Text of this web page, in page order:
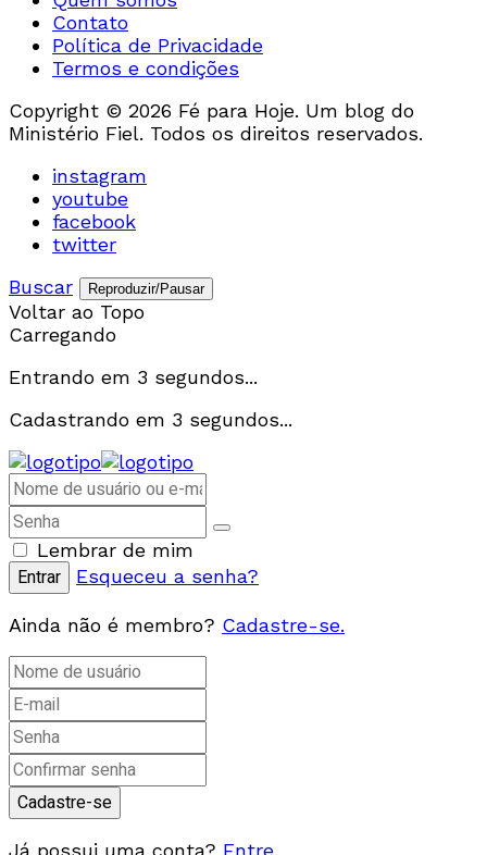
Contato
Política de Privacidade
Termos e condições
Copyright © 2026 Fé para Hoje. Um blog do
Ministério Fiel. Todos os direitos reservados.
instagram
youtube
facebook
twitter
Buscar
Reproduzir/Pausar
Voltar ao Topo
Carregando
Entrando em 3 segundos...
Cadastrando em 3 segundos...
Lembrar de mim
Esqueceu a senha?
Ainda não é membro? Cadastre-se.
Já possui uma conta? Entre.